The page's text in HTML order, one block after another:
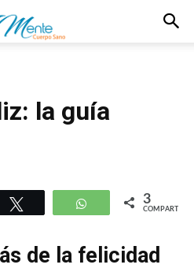
la guía
WhatsApp
3
COMPARTIR
de la felicidad